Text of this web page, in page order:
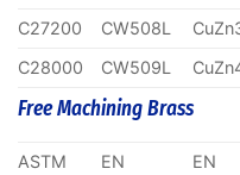
C27200
CW508L
C28000
CW509L
Free Machining Brass
ASTM EN EN